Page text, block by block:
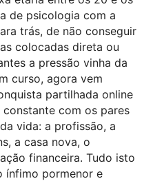
de psicologia com a
trás, de não conseguir
colocadas direta ou
a pressão vinha da
curso, agora vem
partilhada online
com os pares
vida: a profissão, a
a casa nova, o
financeira. Tudo isto
ínfimo pormenor e